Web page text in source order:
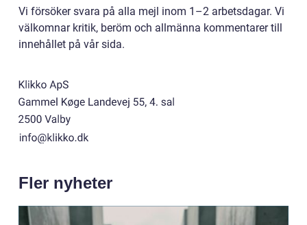
Vi försöker svara på alla mejl inom 1–2 arbetsdagar. Vi
välkomnar kritik, beröm och allmänna kommentarer till
innehållet på vår sida.
Fler nyheter